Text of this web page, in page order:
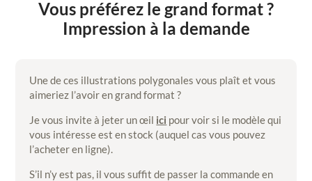
Vous préférez le grand format ?
Impression à la demande
Une de ces illustrations polygonales vous plaît et vous
aimeriez l’avoir en grand format ?
Je vous invite à jeter un œil ici pour voir si le modèle qui
vous intéresse est en stock (auquel cas vous pouvez
l’acheter en ligne).
S’il n’y est pas, il vous suffit de passer la commande en